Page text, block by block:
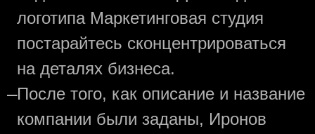
логотипа Маркетинговая студия
постарайтесь сконцентрироваться
на деталях бизнеса.
—После того, как описание и название
компании были заданы, Иронов